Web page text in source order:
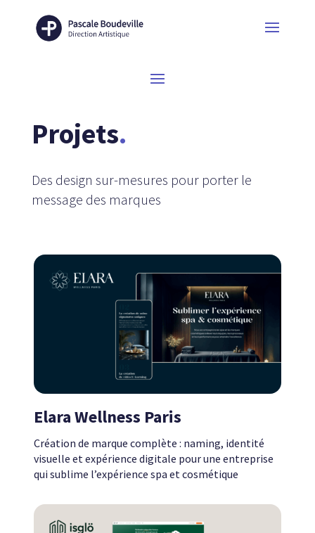
Projets.
Des design sur-mesures pour porter le
message des marques
Elara Wellness Paris
Création de marque complète : naming, identité
visuelle et expérience digitale pour une entreprise
qui sublime l’expérience spa et cosmétique